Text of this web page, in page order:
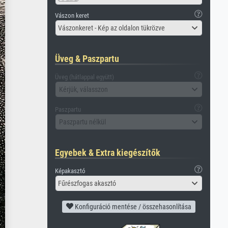
Vászon keret
Vászonkeret - Kép az oldalon tükrözve
Üveg & Paszpartu
Üveg (hátlappal együtt)
Kérjük, válasszon
Paszpartu
Paszpartu nélkül
Egyebek & Extra kiegészítők
Képakasztó
Fűrészfogas akasztó
Konfiguráció mentése / összehasonlítása